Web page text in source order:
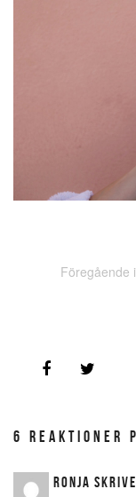
Föregående
6 REAKTIONER
RONJA